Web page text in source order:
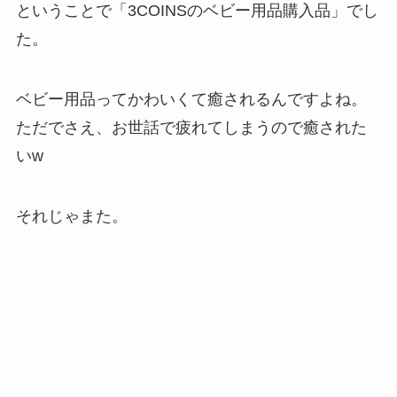
ということで「3COINSのベビー用品購入品」でし
た。
ベビー用品ってかわいくて癒されるんですよね。
ただでさえ、お世話で疲れてしまうので癒された
いw
それじゃまた。